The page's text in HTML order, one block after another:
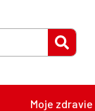
Moje zdravie